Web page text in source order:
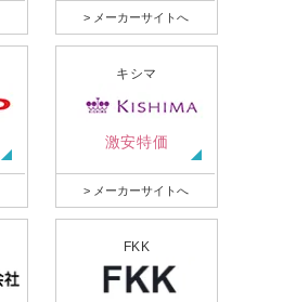
> メーカーサイトへ
キシマ
激安特価
> メーカーサイトへ
FKK